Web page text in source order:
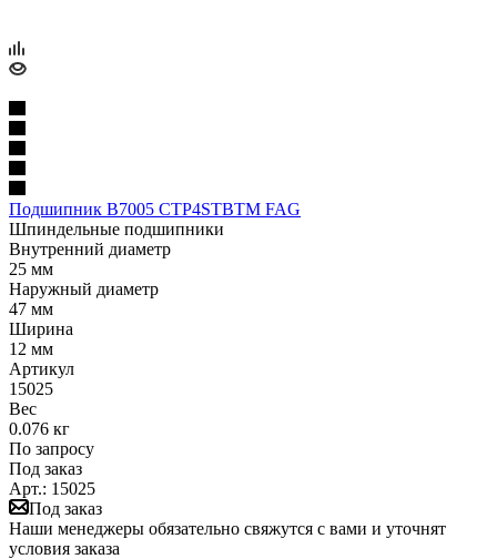
Подшипник B7005 CTP4STBTM FAG
Шпиндельные подшипники
Внутренний диаметр
25 мм
Наружный диаметр
47 мм
Ширина
12 мм
Артикул
15025
Вес
0.076 кг
По запросу
Под заказ
Арт.: 15025
Под заказ
Наши менеджеры обязательно свяжутся с вами и уточнят
условия заказа